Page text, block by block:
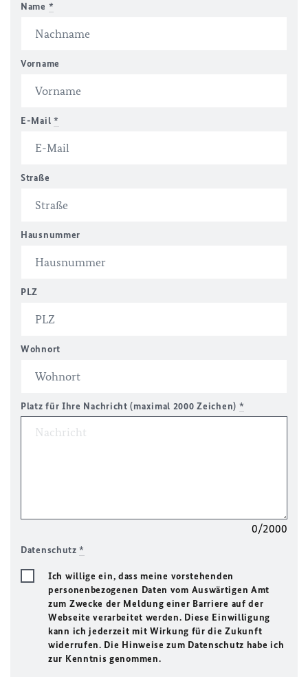
Name *
Vorname
E-Mail *
Straße
Hausnummer
PLZ
Wohnort
Platz für Ihre Nachricht (maximal 2000 Zeichen) *
0/2000
Datenschutz*
Ich willige ein, dass meine vorstehenden
personenbezogenen Daten vom Auswärtigen Amt
zum Zwecke der Meldung einer Barriere auf der
Webseite verarbeitet werden. Diese Einwilligung
kann ich jederzeit mit Wirkung für die Zukunft
widerrufen. Die Hinweise zum Datenschutz habe ich
zur Kenntnis genommen.